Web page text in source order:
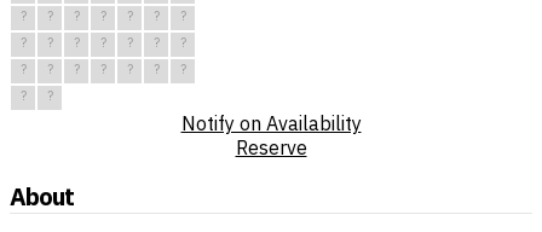
?
? ? ? ? ?
?
?
? ? ? ? ?
?
?
? ? ? ? ?
?
?
?
Notify on Availability
Reserve
About